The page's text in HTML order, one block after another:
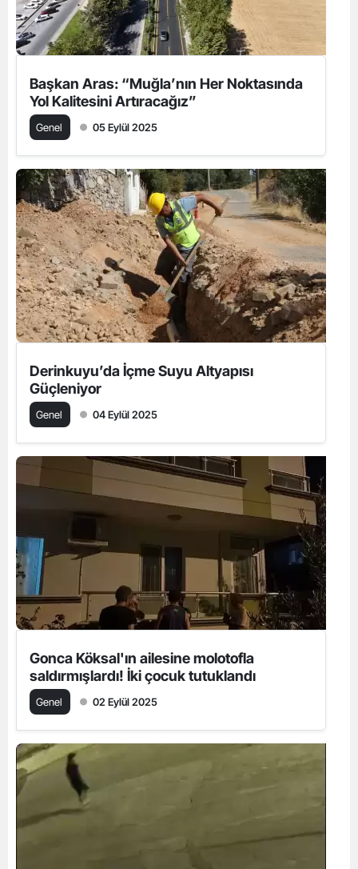
Başkan Aras: “Muğla’nın Her Noktasında
Yol Kalitesini Artıracağız”
Genel 05 Eylül 2025
Derinkuyu’da İçme Suyu Altyapısı
Güçleniyor
Genel 04 Eylül 2025
Gonca Köksal'ın ailesine molotofla
saldırmışlardı! İki çocuk tutuklandı
Genel 02 Eylül 2025